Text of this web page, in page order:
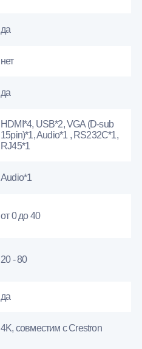
да
нет
да
HDMI*4, USB*2, VGA (D-sub
15pin)*1, Audio*1 , RS232С*1,
RJ45*1
Audio*1
от 0 до 40
20 - 80
да
4K, совместим с Crestron